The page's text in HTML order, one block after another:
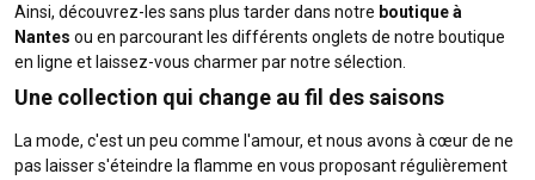
Ainsi, découvrez-les sans plus tarder dans notre boutique à
Nantes ou en parcourant les différents onglets de notre boutique
en ligne et laissez-vous charmer par notre sélection.
Une collection qui change au fil des saisons
La mode, c'est un peu comme l'amour, et nous avons à cœur de ne
pas laisser s'éteindre la flamme en vous proposant régulièrement